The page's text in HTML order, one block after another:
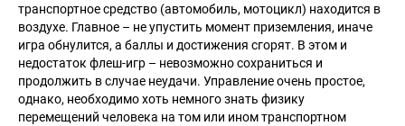
транспортное средство (автомобиль, мотоцикл) находится в
воздухе. Главное – не упустить момент приземления, иначе
игра обнулится, а баллы и достижения сгорят. В этом и
недостаток флеш-игр – невозможно сохраниться и
продолжить в случае неудачи. Управление очень простое,
однако, необходимо хоть немного знать физику
перемещений человека на том или ином транспортном